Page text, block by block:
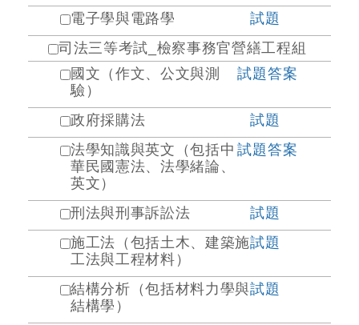
電子學與電路學
試題
司法三等考試_檢察事務官營繕工程組
國文（作文、公文與測
驗）
試題答案
政府採購法
試題
法學知識與英文（包括中
華民國憲法、法學緒論、
英文）
試題答案
刑法與刑事訴訟法
試題
施工法（包括土木、建築施
工法與工程材料）
試題
結構分析（包括材料力學與
結構學）
試題